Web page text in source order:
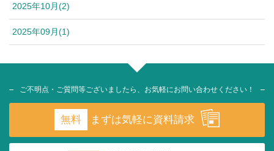
2025年10月(2)
2025年09月(1)
ご不明点・ご質問等ございましたら、お気軽にお問い合わせください！
無料 まずは気軽に資料請求